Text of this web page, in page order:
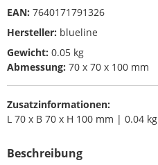
EAN: 7640171791326
Hersteller: blueline
Gewicht: 0.05 kg
Abmessung: 70 x 70 x 100 mm
Zusatzinformationen:
L 70 x B 70 x H 100 mm | 0.04 kg
Beschreibung